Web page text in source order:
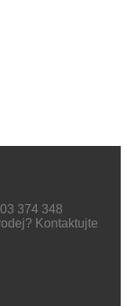
374 348
Kontaktujte